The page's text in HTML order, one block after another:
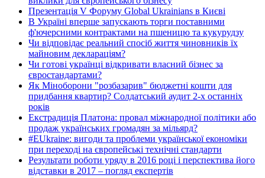
Презентація V Форуму Global Ukrainians в Києві
В Україні вперше запускають торги поставними
ф'ючерсними контрактами на пшеницю та кукурудзу
Чи відповідає реальний спосіб життя чиновників їх
майновим деклараціям?
Чи готові українці відкривати власний бізнес за
євростандартами?
Як Міноборони "розбазарив" бюджетні кошти для
придбання квартир? Солдатський аудит 2-х останніх
років
Екстрадиція Платона: провал міжнародної політики або
продаж українських громадян за мільярд?
#EUkraine: вигоди та проблеми української економіки
при переході на європейські технічні стандарти
Результати роботи уряду в 2016 році і перспектива його
відставки в 2017 – погляд експертів